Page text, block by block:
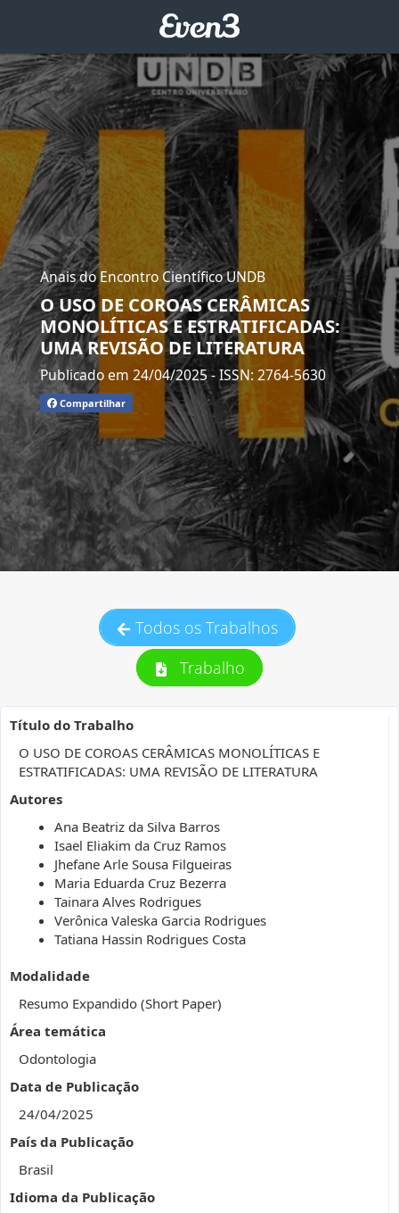
Anais do Encontro Científico UNDB
O USO DE COROAS CERÂMICAS
MONOLÍTICAS E ESTRATIFICADAS:
UMA REVISÃO DE LITERATURA
Publicado em 24/04/2025 - ISSN: 2764-5630
Compartilhar
Todos os Trabalhos
Trabalho
Título do Trabalho
O USO DE COROAS CERÂMICAS MONOLÍTICAS E
ESTRATIFICADAS: UMA REVISÃO DE LITERATURA
Autores
Ana Beatriz da Silva Barros
Isael Eliakim da Cruz Ramos
Jhefane Arle Sousa Filgueiras
Maria Eduarda Cruz Bezerra
Tainara Alves Rodrigues
Verônica Valeska Garcia Rodrigues
Tatiana Hassin Rodrigues Costa
Modalidade
Resumo Expandido (Short Paper)
Área temática
Odontologia
Data de Publicação
24/04/2025
País da Publicação
Brasil
Idioma da Publicação